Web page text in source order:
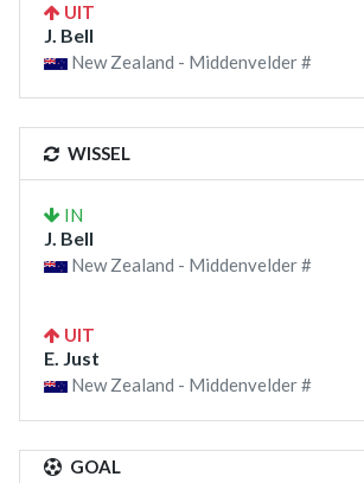
UIT
J. Bell
New Zealand - Middenvelder #
WISSEL
IN
J. Bell
New Zealand - Middenvelder #
UIT
E. Just
New Zealand - Middenvelder #
GOAL